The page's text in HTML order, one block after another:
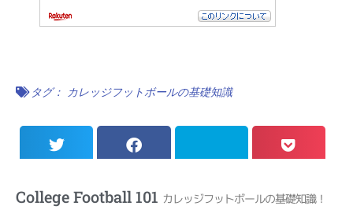
タグ： カレッジフットボールの基礎知識
College Football 101 カレッジフットボールの基礎知識！